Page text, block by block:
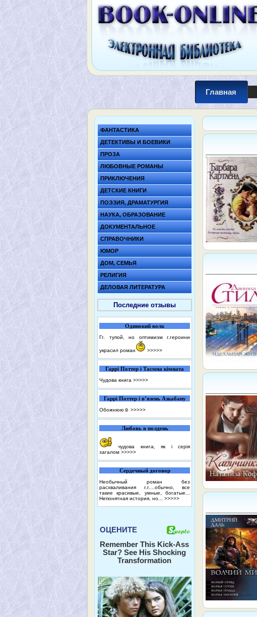
Главная
ФАНТАСТИКА
ДЕТЕКТИВЫ И БОЕВИКИ
ПРОЗА
ЛЮБОВНЫЕ РОМАНЫ
ПРИКЛЮЧЕНИЯ
ДЕТСКИЕ КНИГИ
ПОЭЗИЯ, ДРАМАТУРГИЯ
НАУКА, ОБРАЗОВАНИЕ
ДОКУМЕНТАЛЬНОЕ
СПРАВОЧНИКИ
ЮМОР
ДОМ, СЕМЬЯ
РЕЛИГИЯ
ДЕЛОВАЯ ЛИТЕРАТУРА
Последние отзывы
Одинокий волк
Гг. тупой, но оптимизм г.героини
украсил роман >>>>>
Гаррі Поттер і Таємна кімната
Чудова книга >>>>>
Гаррі Поттер і в’язень Азкабану
Обожнюю☺️ >>>>>
Любовь в полдень
чудова книга, як і серія
загалом >>>>>
Сердечный договор
Необычный роман без
расхваливания г.г....обычно, все
такие красивые, умные, богатые...
Непонятная история, но... >>>>>
ОЦЕНИТЕ
Remember This Kick-Ass
Star? See His Shocking
Transformation